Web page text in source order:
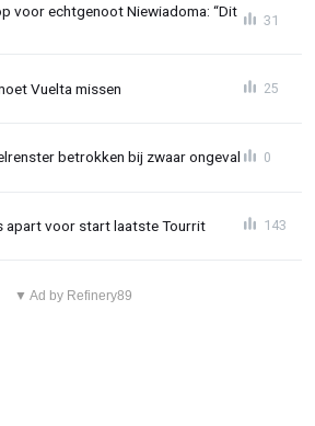
voor echtgenoot Niewiadoma: “Dit
31
Vuelta missen 25
betrokken bij zwaar ongeval 0
apart voor start laatste Tourrit 143
▼ Ad by Refinery89